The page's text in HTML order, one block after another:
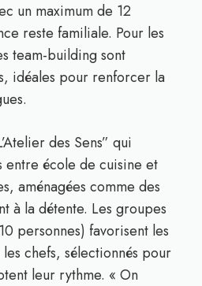
un maximum de 12
reste familiale. Pour les
team-building sont
idéales pour renforcer la
des Sens” qui
école de cuisine et
aménagées comme des
à la détente. Les groupes
personnes) favorisent les
chefs, sélectionnés pour
leur rythme. « On